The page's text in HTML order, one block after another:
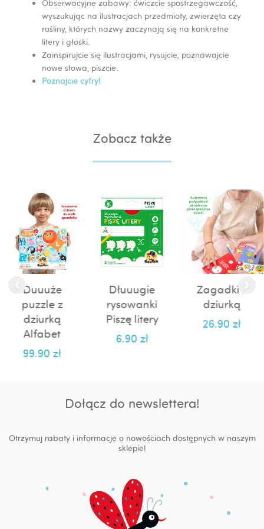
Obserwacyjne zabawy: ćwiczcie spostrzegawczość,
wyszukując na ilustracjach przedmioty, zwierzęta czy
rośliny, których nazwy zaczynają się na konkretne
litery i głoski.
Zainspirujcie się ilustracjami, rysujcie, poznawajcie
nowe słowa, piszcie.
Poznajcie cyfry!
Zobacz także
Duuuże
puzzle z
dziurką
Alfabet
99.90 zł
Dłuuugie
rysowanki
Piszę litery
6.90 zł
Zagadki z
dziurką
26.90zł
Dołącz do newslettera!
Otrzymuj rabaty i informacje o nowościach dostępnych w naszym
sklepie!